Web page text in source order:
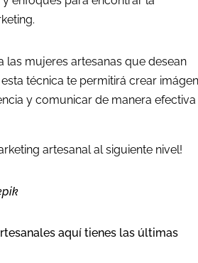
las mujeres artesanas que desean
técnica te permitirá crear
y comunicar de manera
artesanal al siguiente nivel!
aquí tienes las últimas